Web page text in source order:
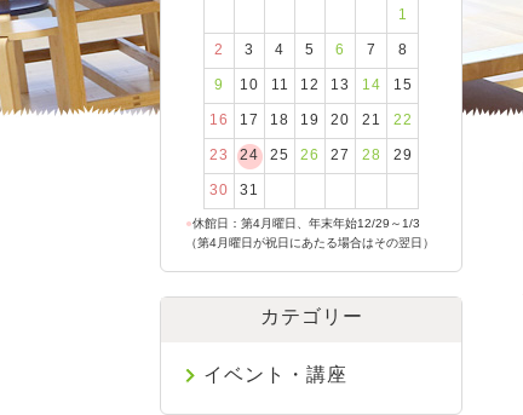
1
2 3 4 5 6 7 8
9 10 11 12 13 14 15
16 17 18 19 20 21 22
23 24 25 26 27 28 29
30 31
●休館日：第4月曜日、年末年始12/29～1/3
（第4月曜日が祝日にあたる場合はその翌日）
カテゴリー
イベント・講座